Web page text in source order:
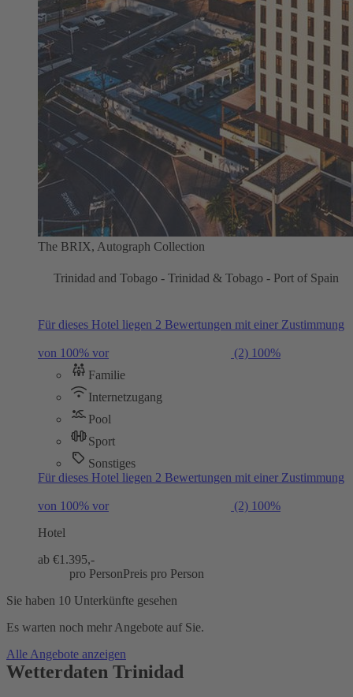
The BRIX, Autograph Collection
Trinidad and Tobago - Trinidad & Tobago - Port of Spain
Für dieses Hotel liegen 2 Bewertungen mit einer Zustimmung
von 100% vor (2) 100%
Familie
Internetzugang
Pool
Sport
Sonstiges
Für dieses Hotel liegen 2 Bewertungen mit einer Zustimmung
von 100% vor (2) 100%
Hotel
ab €1.395,-
pro PersonPreis pro Person
Sie haben 10 Unterkünfte gesehen
Es warten noch mehr Angebote auf Sie.
Alle Angebote anzeigen
Wetterdaten Trinidad